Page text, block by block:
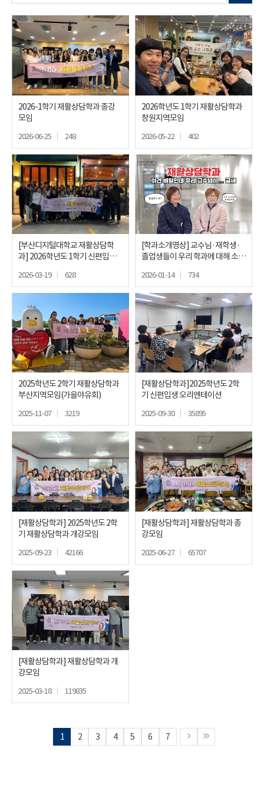
2026-1학기 재활상담학과 종강
모임
2026-06-25 248
2026학년도 1학기 재활상담학과
창원지역모임
2026-05-22 402
[부산디지털대학교 재활상담학
과] 2026학년도 1학기 신편입생
2026-03-19 628
[학과소개영상] 교수님·재학생·
졸업생들이 우리 학과에 대해 소개
2026-01-14 734
2025학년도 2학기 재활상담학과
부산지역모임(가을야유회)
2025-11-07 3219
[재활상담학과]2025학년도 2학
기 신편입생 오리엔테이션
2025-09-30 35895
[재활상담학과] 2025학년도 2학
기 재활상담학과 개강모임
2025-09-23 42166
[재활상담학과] 재활상담학과 종
강모임
2025-06-27 65707
[재활상담학과] 재활상담학과 개
강모임
2025-03-18 119835
1 2 3 4 5 6 7